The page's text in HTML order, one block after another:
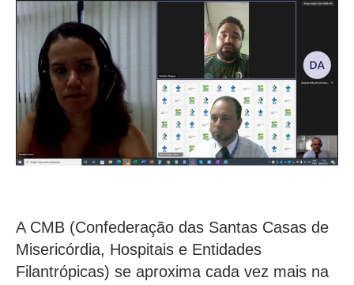
A CMB (Confederação das Santas Casas de
Misericórdia, Hospitais e Entidades
Filantrópicas) se aproxima cada vez mais na